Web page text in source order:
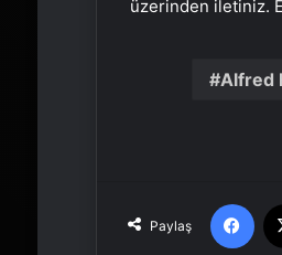
üzerinden iletiniz.
Alfred
Paylaş